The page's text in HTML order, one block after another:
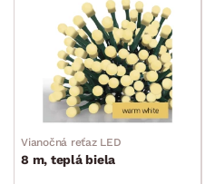
Vianočná reťaz LED
8 m, teplá biela